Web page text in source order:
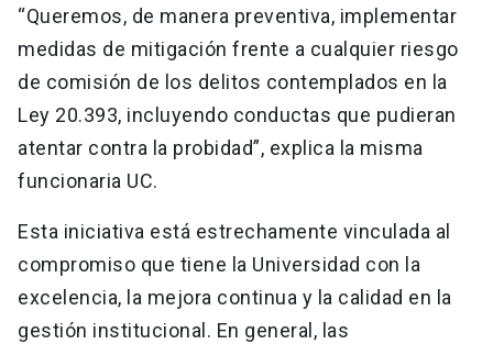
“Queremos, de manera preventiva, implementar
medidas de mitigación frente a cualquier riesgo
de comisión de los delitos contemplados en la
Ley 20.393, incluyendo conductas que pudieran
atentar contra la probidad”, explica la misma
funcionaria UC.
Esta iniciativa está estrechamente vinculada al
compromiso que tiene la Universidad con la
excelencia, la mejora continua y la calidad en la
gestión institucional. En general, las